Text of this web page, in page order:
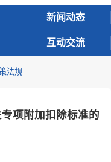
新闻动态
互动交流
法规
项附加扣除标准的